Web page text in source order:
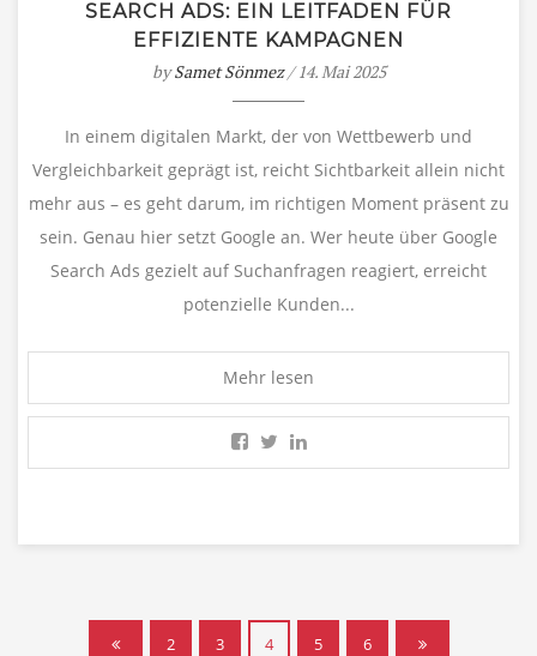
SEARCH ADS: EIN LEITFADEN FÜR
EFFIZIENTE KAMPAGNEN
bySamet Sönmez/ 14. Mai 2025
In einem digitalen Markt, der von Wettbewerb und
Vergleichbarkeit geprägt ist, reicht Sichtbarkeit allein nicht
mehr aus – es geht darum, im richtigen Moment präsent zu
sein. Genau hier setzt Google an. Wer heute über Google
Search Ads gezielt auf Suchanfragen reagiert, erreicht
potenzielle Kunden...
Mehr lesen
2 3 4 5 6